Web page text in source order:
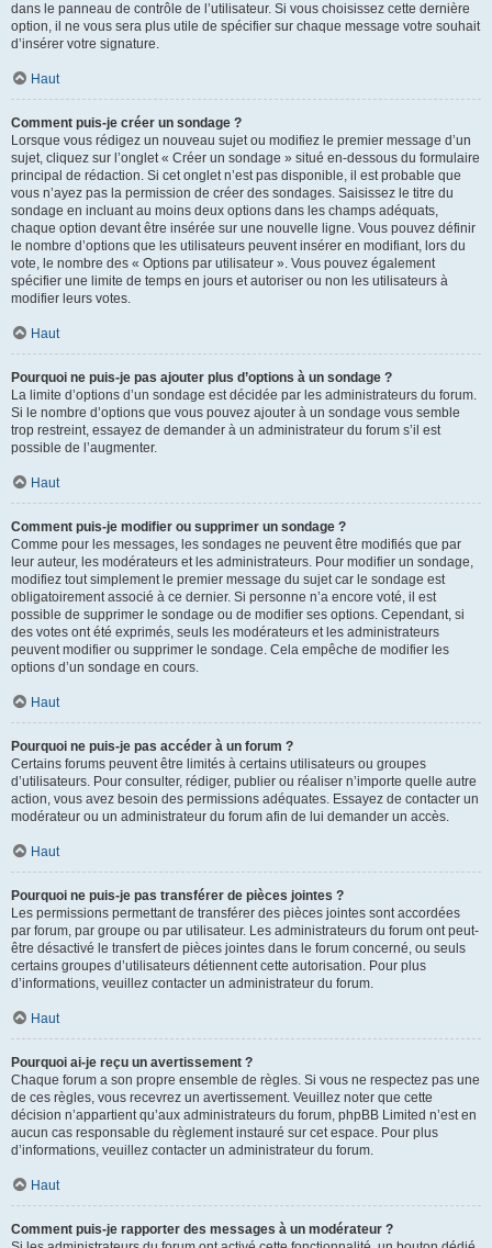
dans le panneau de contrôle de l’utilisateur. Si vous choisissez cette dernière
option, il ne vous sera plus utile de spécifier sur chaque message votre souhait
d’insérer votre signature.
Haut
Comment puis-je créer un sondage ?
Lorsque vous rédigez un nouveau sujet ou modifiez le premier message d’un
sujet, cliquez sur l’onglet « Créer un sondage » situé en-dessous du formulaire
principal de rédaction. Si cet onglet n’est pas disponible, il est probable que
vous n’ayez pas la permission de créer des sondages. Saisissez le titre du
sondage en incluant au moins deux options dans les champs adéquats,
chaque option devant être insérée sur une nouvelle ligne. Vous pouvez définir
le nombre d’options que les utilisateurs peuvent insérer en modifiant, lors du
vote, le nombre des « Options par utilisateur ». Vous pouvez également
spécifier une limite de temps en jours et autoriser ou non les utilisateurs à
modifier leurs votes.
Haut
Pourquoi ne puis-je pas ajouter plus d’options à un sondage ?
La limite d’options d’un sondage est décidée par les administrateurs du forum.
Si le nombre d’options que vous pouvez ajouter à un sondage vous semble
trop restreint, essayez de demander à un administrateur du forum s’il est
possible de l’augmenter.
Haut
Comment puis-je modifier ou supprimer un sondage ?
Comme pour les messages, les sondages ne peuvent être modifiés que par
leur auteur, les modérateurs et les administrateurs. Pour modifier un sondage,
modifiez tout simplement le premier message du sujet car le sondage est
obligatoirement associé à ce dernier. Si personne n’a encore voté, il est
possible de supprimer le sondage ou de modifier ses options. Cependant, si
des votes ont été exprimés, seuls les modérateurs et les administrateurs
peuvent modifier ou supprimer le sondage. Cela empêche de modifier les
options d’un sondage en cours.
Haut
Pourquoi ne puis-je pas accéder à un forum ?
Certains forums peuvent être limités à certains utilisateurs ou groupes
d’utilisateurs. Pour consulter, rédiger, publier ou réaliser n’importe quelle autre
action, vous avez besoin des permissions adéquates. Essayez de contacter un
modérateur ou un administrateur du forum afin de lui demander un accès.
Haut
Pourquoi ne puis-je pas transférer de pièces jointes ?
Les permissions permettant de transférer des pièces jointes sont accordées
par forum, par groupe ou par utilisateur. Les administrateurs du forum ont peut-
être désactivé le transfert de pièces jointes dans le forum concerné, ou seuls
certains groupes d’utilisateurs détiennent cette autorisation. Pour plus
d’informations, veuillez contacter un administrateur du forum.
Haut
Pourquoi ai-je reçu un avertissement ?
Chaque forum a son propre ensemble de règles. Si vous ne respectez pas une
de ces règles, vous recevrez un avertissement. Veuillez noter que cette
décision n’appartient qu’aux administrateurs du forum, phpBB Limited n’est en
aucun cas responsable du règlement instauré sur cet espace. Pour plus
d’informations, veuillez contacter un administrateur du forum.
Haut
Comment puis-je rapporter des messages à un modérateur ?